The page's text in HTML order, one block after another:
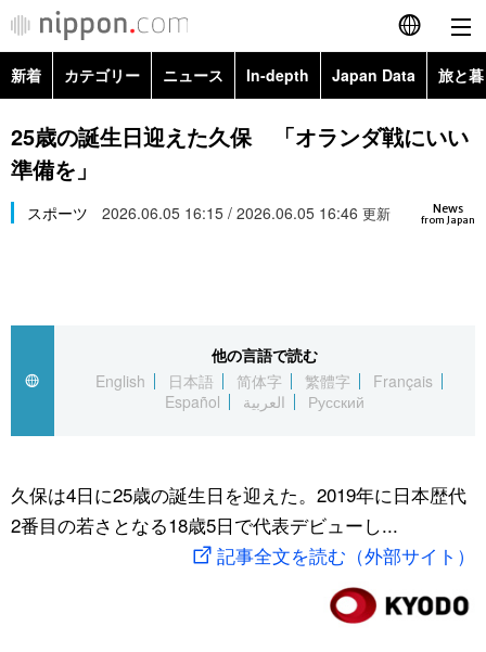
English
简体字
Русский
カテゴリー
経済・ビジネス
国際
文化
トップ
アーカイブ
In-depth
Japan Data
動画/Live
新着 カテゴリー ニュース In-depth Japan Data 旅と
政治・外交
経済・ビジネス
スポーツ・東京2020
Topics
25歳の誕生日迎えた久保 「オランダ戦にいい
準備を」
News
from Japan
スポーツ 2026.06.05 16:15 / 2026.06.05 16:46 更新
他の言語で読む
English
日本語 简体字 繁體字
Français
Español
العربية Русский
久保は4日に25歳の誕生日を迎えた。2019年に日本歴代
2番目の若さとなる18歳5日で代表デビューし...
記事全文を読む（外部サイト）